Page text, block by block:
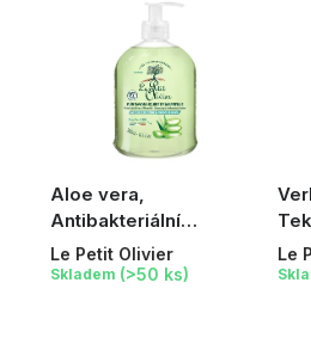
Aloe vera,
Antibakteriální
marseillské tekuté
mýdlo, 300 ml
Le Petit Olivier
Skladem (>50 ks)
Le